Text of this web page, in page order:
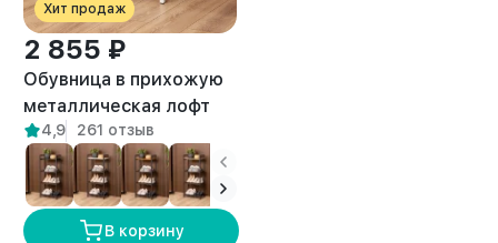
Хит продаж
2 855 ₽
Обувница в прихожую
металлическая лофт
Мильна белый/
амаретто
4,9 261 отзыв
В корзину